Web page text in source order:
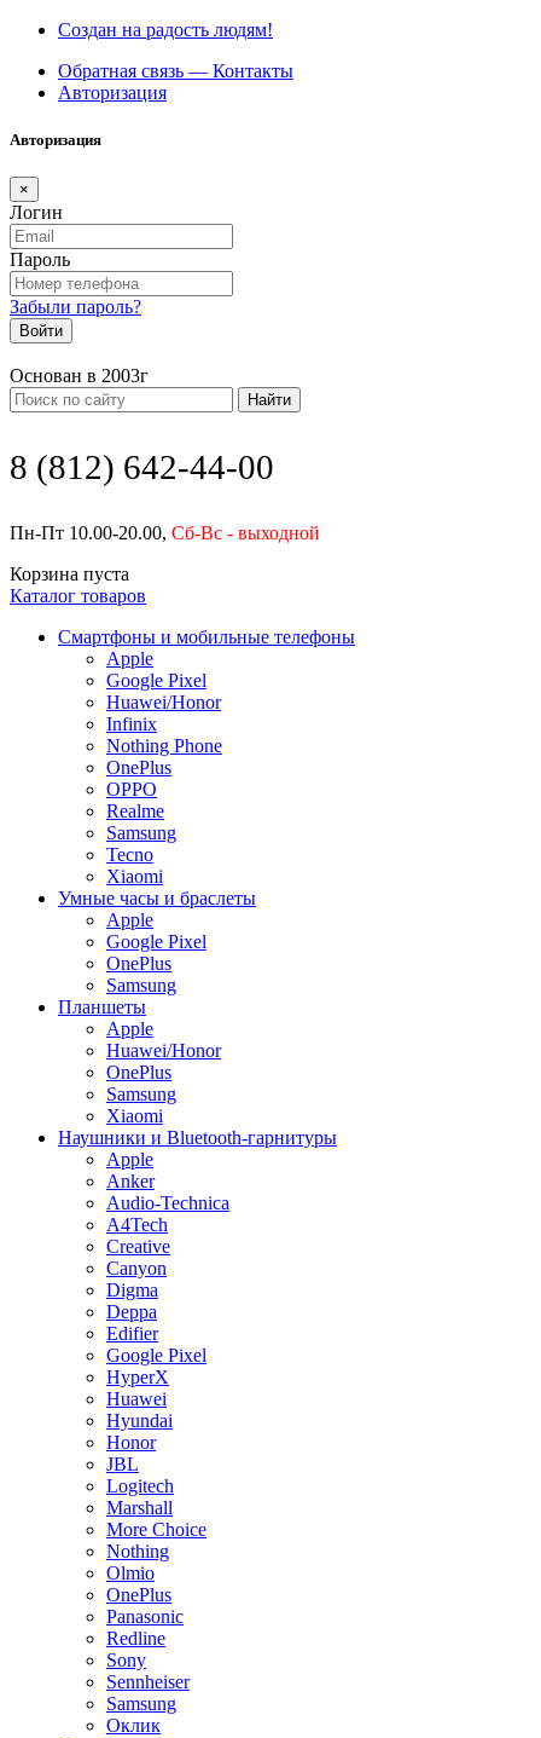
Создан на радость людям!
Обратная связь — Контакты
Авторизация
Авторизация
×
Логин
Пароль
Забыли пароль?
Войти
Основан в 2003г
Найти
8 (812) 642-44-00
Пн-Пт 10.00-20.00, Сб-Вс - выходной
Корзина пуста
Каталог товаров
Смартфоны и мобильные телефоны
Apple
Google Pixel
Huawei/Honor
Infinix
Nothing Phone
OnePlus
OPPO
Realme
Samsung
Tecno
Xiaomi
Умные часы и браслеты
Apple
Google Pixel
OnePlus
Samsung
Планшеты
Apple
Huawei/Honor
OnePlus
Samsung
Xiaomi
Наушники и Bluetooth-гарнитуры
Apple
Anker
Audio-Technica
A4Tech
Creative
Canyon
Digma
Deppa
Edifier
Google Pixel
HyperX
Huawei
Hyundai
Honor
JBL
Logitech
Marshall
More Choice
Nothing
Olmio
OnePlus
Panasonic
Redline
Sony
Sennheiser
Samsung
Оклик